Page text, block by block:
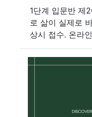
1단계 입문반 제
로 삶이 실제로
상시 접수. 온라